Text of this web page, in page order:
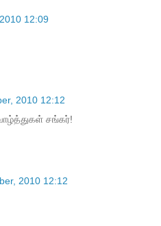
12:09
2010 12:12
சங்கர்!
2010 12:12